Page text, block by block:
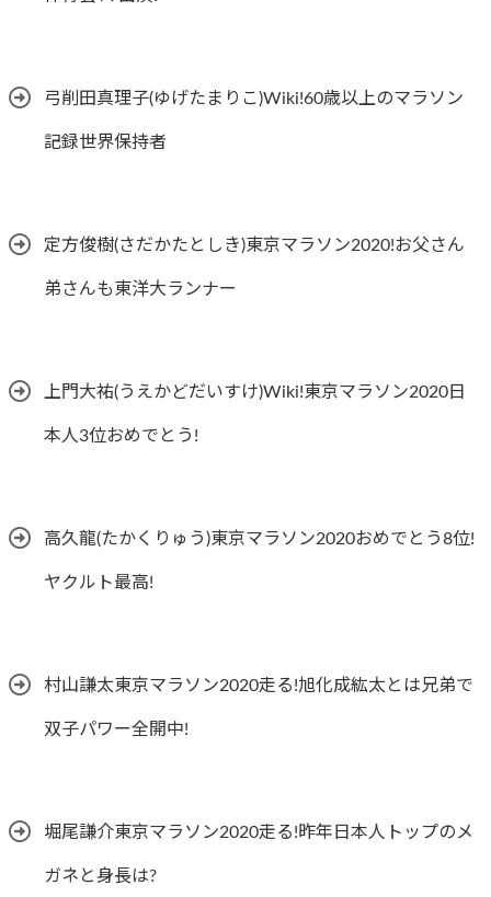
弓削田真理子(ゆげたまりこ)Wiki!60歳以上のマラソン
記録世界保持者
定方俊樹(さだかたとしき)東京マラソン2020!お父さん
弟さんも東洋大ランナー
上門大祐(うえかどだいすけ)Wiki!東京マラソン2020日
本人3位おめでとう!
高久龍(たかくりゅう)東京マラソン2020おめでとう8位!
ヤクルト最高!
村山謙太東京マラソン2020走る!旭化成紘太とは兄弟で
双子パワー全開中!
堀尾謙介東京マラソン2020走る!昨年日本人トップのメ
ガネと身長は?